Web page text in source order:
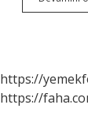
https://
https://